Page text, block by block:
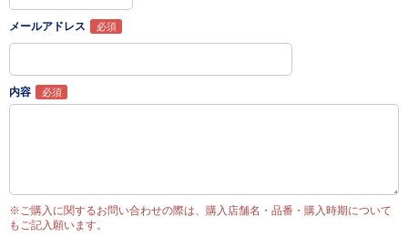
メールアドレス
内容
※ご購入に関するお問い合わせの際は、購入店舗名・品番・購入時期について
もご記入願います。